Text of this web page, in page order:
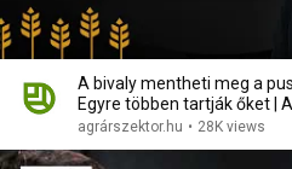
A bivaly mentheti meg a
Egyre többen tartják őket |
agrárszektor.hu • 28K views